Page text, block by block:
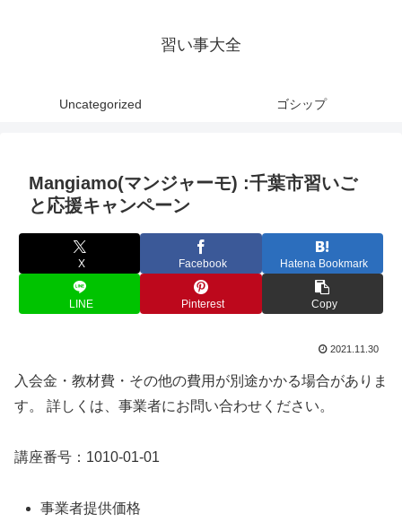
習い事大全
Uncategorized ゴシップ
Mangiamo(マンジャーモ) :千葉市習いご
と応援キャンペーン
X Facebook Hatena Bookmark
LINE Pinterest Copy
2021.11.30
入会金・教材費・その他の費用が別途かかる場合がありま
す。 詳しくは、事業者にお問い合わせください。
講座番号：1010-01-01
事業者提供価格